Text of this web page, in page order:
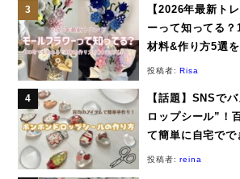
【2026年最新ト
ーって知ってる
材料&作り方5選
投稿者:Risa
【話題】SNSで
ロップシール”！
て簡単に自宅で
投稿者:reina